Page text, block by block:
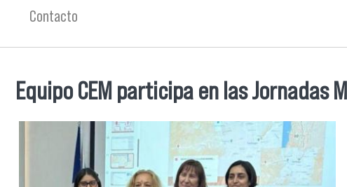
Contacto
Se encuentra usted aquí
Equipo CEM participa en las